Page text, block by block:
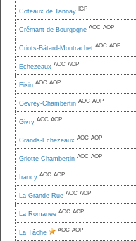
Coteaux de Tannay IGP
Crémant de Bourgogne AOC AOP
Criots-Bâtard-Montrachet AOC AOP
Echezeaux AOC AOP
Fixin AOC AOP
Gevrey-Chambertin AOC AOP
Givry AOC AOP
Grands-Echezeaux AOC AOP
Griotte-Chambertin AOC AOP
Irancy AOC AOP
La Grande Rue AOC AOP
La Romanée AOC AOP
La Tâche AOC AOP